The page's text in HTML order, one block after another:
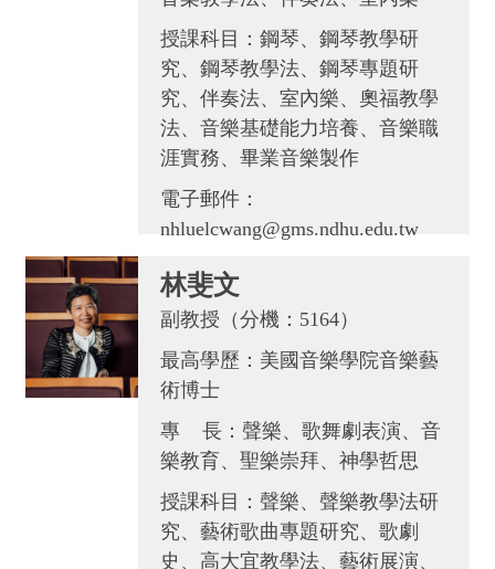
授課科目：鋼琴、鋼琴教學研
究、鋼琴教學法、鋼琴專題研
究、伴奏法、室內樂、奧福教學
法、音樂基礎能力培養、音樂職
涯實務、畢業音樂製作
電子郵件：
nhluelcwang@gms.ndhu.edu.tw
林斐文
副教授（分機：5164）
最高學歷：美國音樂學院音樂藝
術博士
專 長：聲樂、歌舞劇表演、音
樂教育、聖樂崇拜、神學哲思
授課科目：聲樂、聲樂教學法研
究、藝術歌曲專題研究、歌劇
史、高大宜教學法、藝術展演、